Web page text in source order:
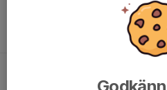
Match mot Svärtinge
Träningsmatcher 2026
Prezero Arena - plan A
Halmstad